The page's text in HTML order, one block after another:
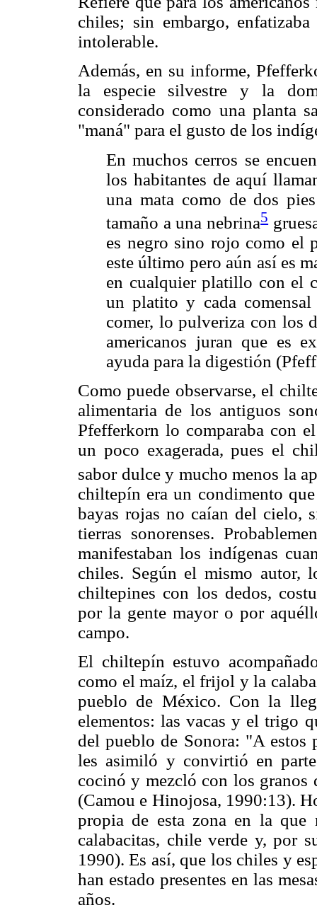
chiles; sin embargo,
intolerable.
Además, en su informe,
la especie silvestre y la
considerado como una planta
"maná" para el gusto de los
En muchos cerros se
los habitantes de aquí
una mata como de dos
tamaño a una nebrina5
es negro sino rojo como el
este último pero aún así es
en cualquier platillo con el
un platito y cada
comer, lo pulveriza con los
americanos juran que es
ayuda para la digestión
Como puede observarse, el
alimentaria de los antiguos
Pfefferkorn lo comparaba con
un poco exagerada, pues el
sabor dulce y mucho menos la
chiltepín era un condimento
bayas rojas no caían del cielo,
tierras sonorenses.
manifestaban los indígenas
chiles. Según el mismo autor,
chiltepines con los dedos,
por la gente mayor o por
campo.
El chiltepín estuvo
como el maíz, el frijol y la
pueblo de México. Con la
elementos: las vacas y el trigo
del pueblo de Sonora: "A estos
les asimiló y convirtió en
cocinó y mezcló con los
(Camou e Hinojosa, 1990:13).
propia de esta zona en la
calabacitas, chile verde y, por
1990). Es así, que los chiles y
han estado presentes en las
años.